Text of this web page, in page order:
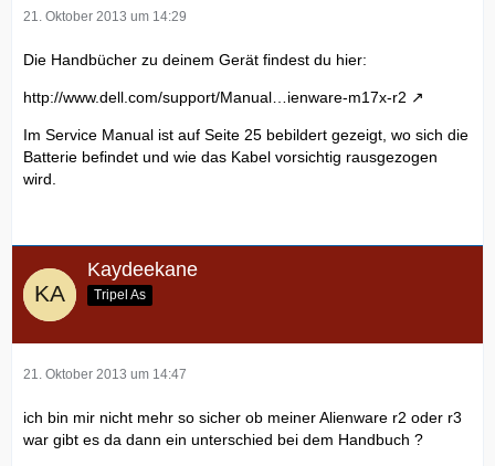
21. Oktober 2013 um 14:29
Die Handbücher zu deinem Gerät findest du hier:
http://www.dell.com/support/Manual…ienware-m17x-r2
Im Service Manual ist auf Seite 25 bebildert gezeigt, wo sich die
Batterie befindet und wie das Kabel vorsichtig rausgezogen
wird.
Kaydeekane
Tripel As
21. Oktober 2013 um 14:47
ich bin mir nicht mehr so sicher ob meiner Alienware r2 oder r3
war gibt es da dann ein unterschied bei dem Handbuch ?